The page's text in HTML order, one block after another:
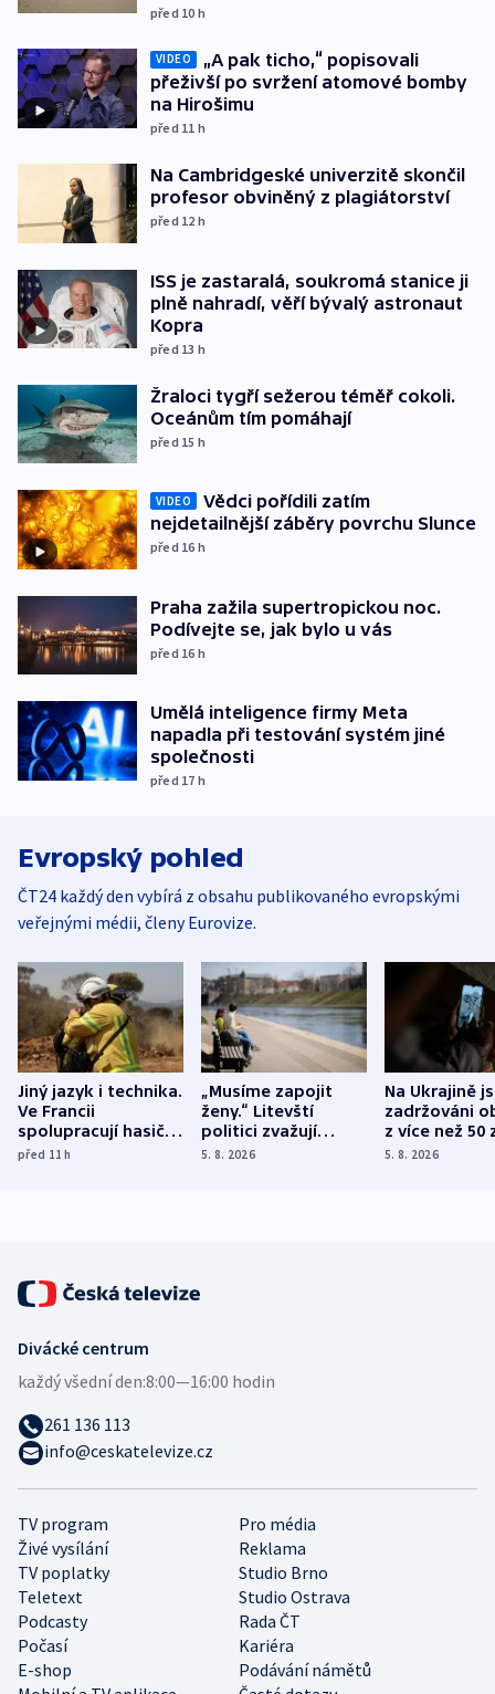
před 10 h
VIDEO
„A pak ticho,“ popisovali
přeživší po svržení atomové bomby
na Hirošimu
před 11 h
Na Cambridgeské univerzitě skončil
profesor obviněný z plagiátorství
před 12 h
ISS je zastaralá, soukromá stanice ji
plně nahradí, věří bývalý astronaut
Kopra
před 13 h
Žraloci tygří sežerou téměř cokoli.
Oceánům tím pomáhají
před 15 h
VIDEO
Vědci pořídili zatím
nejdetailnější záběry povrchu Slunce
před 16 h
Praha zažila supertropickou noc.
Podívejte se, jak bylo u vás
před 16 h
Umělá inteligence firmy Meta
napadla při testování systém jiné
společnosti
před 17 h
Evropský pohled
ČT24 každý den vybírá z obsahu publikovaného evropskými
veřejnými médii, členy Eurovize.
Jiný jazyk i technika.
Ve Francii
spolupracují hasiči z
různých zemí
před 11h
„Musíme zapojit
ženy.“ Litevští
politici zvažují
dohodu o
5. 8. 2026
Na Ukrajině
zadržováni
z více než 50
Bojovali na
5. 8. 2026
TV program
Pro média
Živé vysílání
Reklama
TV poplatky
Studio Brno
Teletext
Studio Ostrava
Podcasty
Rada ČT
Počasí
Kariéra
E-shop
Podávání námětů
Divácké centrum
každý všední den:8:00—16:00 hodin
261 136 113
info@ceskatelevize.cz